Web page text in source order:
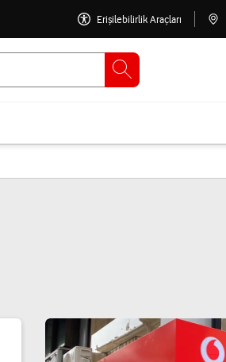
Erişilebilirlik Araçları